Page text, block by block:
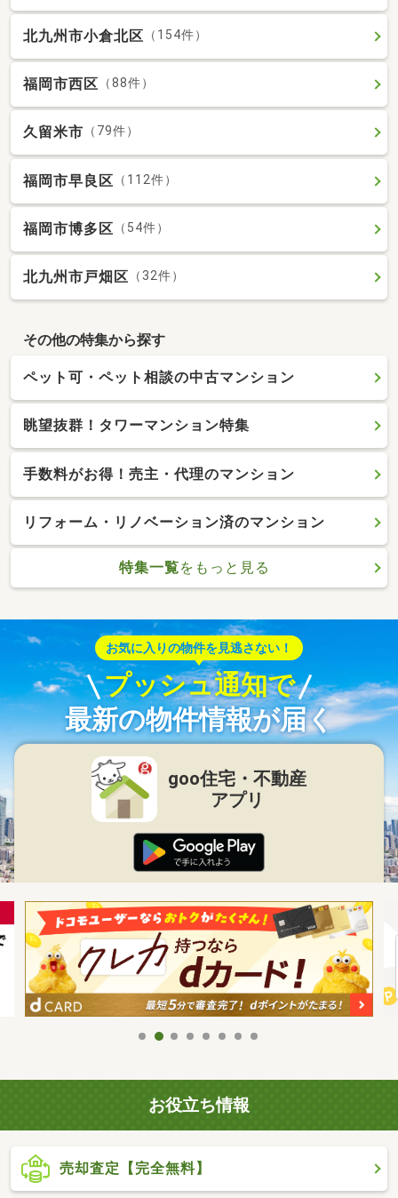
北九州市小倉北区 （154件）
福岡市西区 （88件）
久留米市 （79件）
福岡市早良区 （112件）
福岡市博多区 （54件）
北九州市戸畑区 （32件）
その他の特集から探す
ペット可・ペット相談の中古マンション
眺望抜群！タワーマンション特集
手数料がお得！売主・代理のマンション
リフォーム・リノベーション済のマンション
特集一覧をもっと見る
お気に入りの物件を見逃さない！
プッシュ通知で
最新の物件情報が届く
goo住宅・不動産
アプリ
お役立ち情報
売却査定【完全無料】